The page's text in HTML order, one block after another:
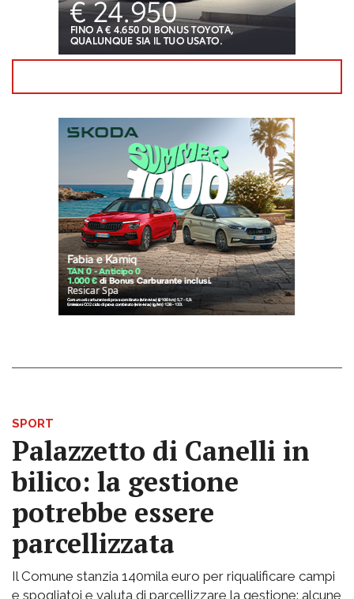
SPORT
Palazzetto di Canelli in
bilico: la gestione
potrebbe essere
parcellizzata
Il Comune stanzia 140mila euro per riqualificare campi
e spogliatoi e valuta di parcellizzare la gestione: alcune